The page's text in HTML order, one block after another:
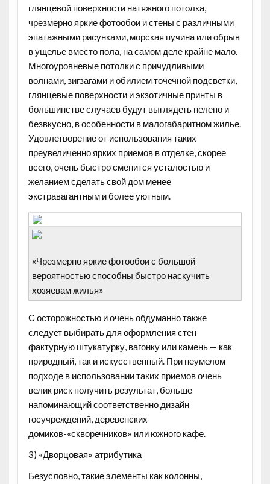
глянцевой поверхности натяжного потолка,
чрезмерно яркие фотообои и стены с различными
эпатажными рисунками, морская пучина или обрыв
в ущелье вместо пола, на самом деле крайне мало.
Многоуровневые потолки с причудливыми
волнами, зигзагами и обилием точечной подсветки,
глянцевые поверхности и экзотичные принты в
большинстве случаев будут выглядеть нелепо и
безвкусно, в особенности в малогабаритном жилье.
Удовлетворение от использования таких
преувеличенно ярких приемов в отделке, скорее
всего, очень быстро сменится усталостью и
желанием сделать свой дом менее
экстравагантным и более уютным.
«Чрезмерно яркие фотообои с большой
вероятностью способны быстро наскучить
хозяевам жилья»
С осторожностью и очень обдуманно также
следует выбирать для оформления стен
фактурную штукатурку, вагонку или камень — как
природный, так и искусственный. При неумелом
подходе в использовании таких приемов очень
велик риск получить результат, больше
напоминающий соответственно дизайн
госучреждений, деревенских
домиков-«скворечников» или южного кафе.
3) «Дворцовая» атрибутика
Безусловно, такие элементы как колонны,